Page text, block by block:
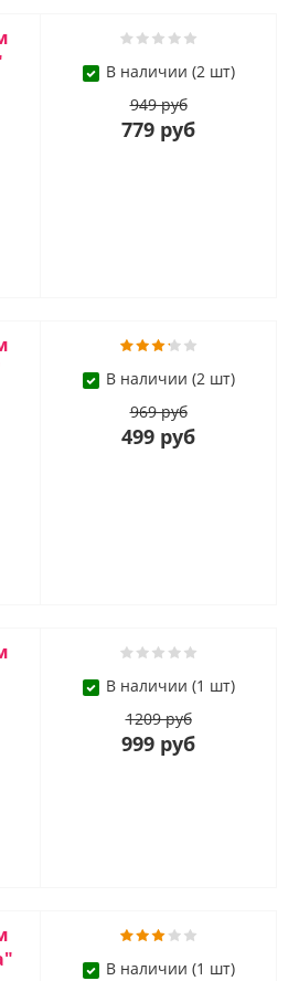
В наличии (2 шт)
949 руб
779 руб
В наличии (2 шт)
969 руб
499 руб
В наличии (1 шт)
1209 руб
999 руб
В наличии (1 шт)